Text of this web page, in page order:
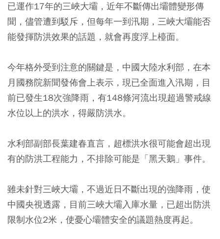
已運作17年的三峽大壩，近年不斷傳出壩體變形傳
聞，儘管遭到駁斥，但每年一到汛期，三峽大壩能否
能發揮防洪效果的話題，就會再度浮上檯面。
今年格外受到注意的關鍵是，中國大陸水利部，在本
月國務院新聞發佈會上表示，現已全面進入汛期，目
前已發生18次強降雨，有148條河流出現超過警戒線
水位以上的洪水，得嚴防洪水。
水利部副部長葉建春直言，超標洪水很可能會超出現
有的防洪工程能力，不排除可能是「黑天鵝」事件。
雖未針對三峽大壩，不過近日不斷出現的強降雨，使
中國央視透露，目前三峽大壩入庫水量，已超出防洪
限制水位2米，使憂心壩體安全的議題熱度再起。